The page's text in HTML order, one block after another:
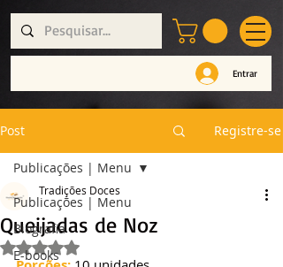
Entrar
Post Registre-se
Publicações | Menu
Biografia
E-books
Publicações | Menu
Queijadas de Noz
Tradições Doces
Avaliado com NaN de 5 estrelas.